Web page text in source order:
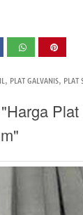
, PLAT GALVANIS, PLAT